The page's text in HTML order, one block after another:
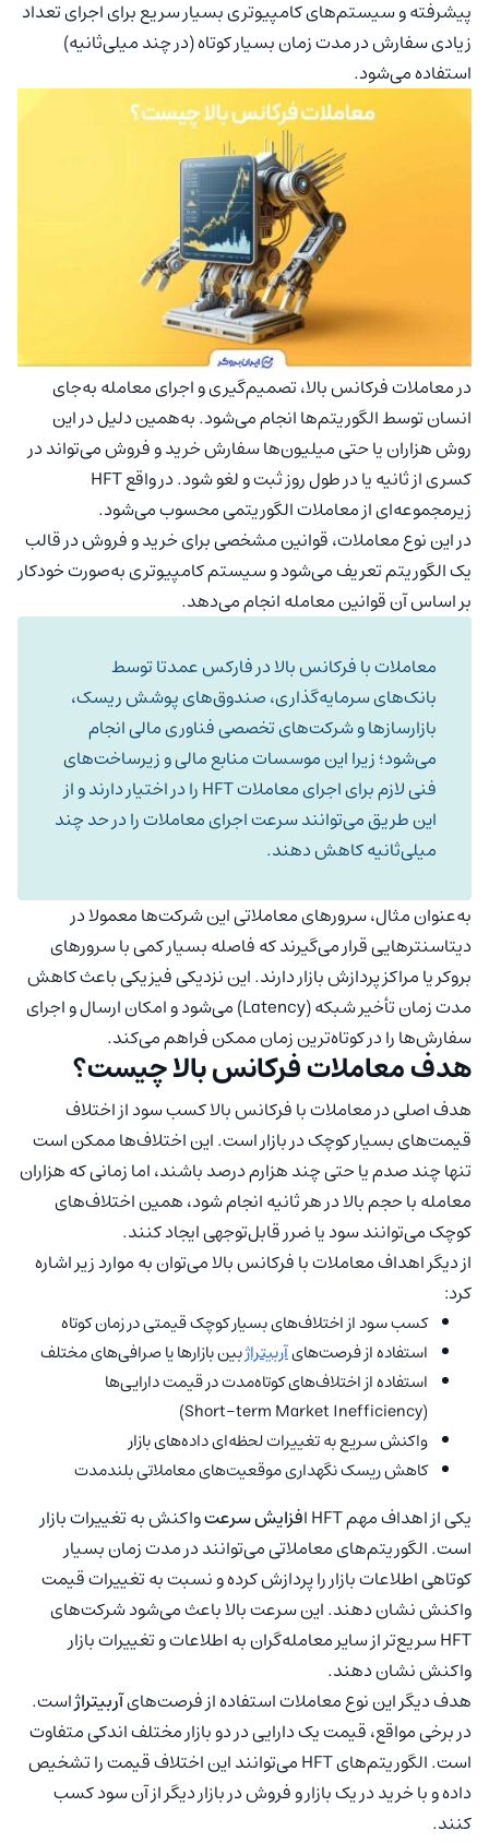
پیشرفته و سیستم‌های کامپیوتری بسیار سریع برای اجرای تعداد
زیادی سفارش در مدت زمان بسیار کوتاه (در چند میلی‌ثانیه)
استفاده می‌شود.
در معاملات فرکانس بالا، تصمیم‌گیری و اجرای معامله به‌جای
انسان توسط الگوریتم‌ها انجام می‌شود. به‌همین دلیل در این
روش هزاران یا حتی میلیون‌ها سفارش خرید و فروش می‌تواند در
کسری از ثانیه یا در طول روز ثبت و لغو شود. در واقع HFT
زیرمجموعه‌ای از معاملات الگوریتمی محسوب می‌شود.
در این نوع معاملات، قوانین مشخصی برای خرید و فروش در قالب
یک الگوریتم تعریف می‌شود و سیستم کامپیوتری به‌صورت خودکار
بر اساس آن قوانین معامله انجام می‌دهد.
معاملات با فرکانس بالا در فارکس عمدتا توسط
بانک‌های سرمایه‌گذاری، صندوق‌های پوشش ریسک،
بازارسازها و شرکت‌های تخصصی فناوری مالی انجام
می‌شود؛ زیرا این موسسات منابع مالی و زیرساخت‌های
فنی لازم برای اجرای معاملات HFT را در اختیار دارند و از
این طریق می‌توانند سرعت اجرای معاملات را در حد چند
میلی‌ثانیه کاهش دهند.
به‌عنوان مثال، سرورهای معاملاتی این شرکت‌ها معمولا در
دیتاسنترهایی قرار می‌گیرند که فاصله بسیار کمی با سرورهای
بروکر یا مراکز پردازش بازار دارند. این نزدیکی فیزیکی باعث کاهش
مدت زمان تأخیر شبکه (Latency) می‌شود و امکان ارسال و اجرای
سفارش‌ها را در کوتاه‌ترین زمان ممکن فراهم می‌کند.
هدف معاملات فرکانس بالا چیست؟
هدف اصلی در معاملات با فرکانس بالا کسب سود از اختلاف
قیمت‌های بسیار کوچک در بازار است. این اختلاف‌ها ممکن است
تنها چند صدم یا حتی چند هزارم درصد باشند، اما زمانی که هزاران
معامله با حجم بالا در هر ثانیه انجام شود، همین اختلاف‌های
کوچک می‌توانند سود یا ضرر قابل‌توجهی ایجاد کنند.
از دیگر اهداف معاملات با فرکانس بالا می‌توان به موارد زیر اشاره
کرد:
کسب سود از اختلاف‌های بسیار کوچک قیمتی در زمان کوتاه
استفاده از فرصت‌هایآربیتراژبین بازارها یا صرافی‌های مختلف
استفاده از اختلاف‌های کوتاه‌مدت در قیمت دارایی‌ها
(Short‑term Market Inefficiency)
واکنش سریع به تغییرات لحظه‌ای داده‌های بازار
کاهش ریسک نگهداری موقعیت‌های معاملاتی بلندمدت
یکی از اهداف مهم HFT ا فزایش سرعتواکنش به تغییرات بازار
است. الگوریتم‌های معاملاتی می‌توانند در مدت زمان بسیار
کوتاهی اطلاعات بازار را پردازش کرده و نسبت به تغییرات قیمت
واکنش نشان دهند. این سرعت بالا باعث می‌شود شرکت‌های
HFT سریع‌تر از سایر معامله‌گران به اطلاعات و تغییرات بازار
واکنش نشان دهند.
هدف دیگر این نوع معاملات استفاده از فرصت‌هایآربیتراژاست.
در برخی مواقع، قیمت یک دارایی در دو بازار مختلف اندکی متفاوت
است. الگوریتم‌های HFT می‌توانند این اختلاف قیمت را تشخیص
داده و با خرید در یک بازار و فروش در بازار دیگر از آن سود کسب
کنند.